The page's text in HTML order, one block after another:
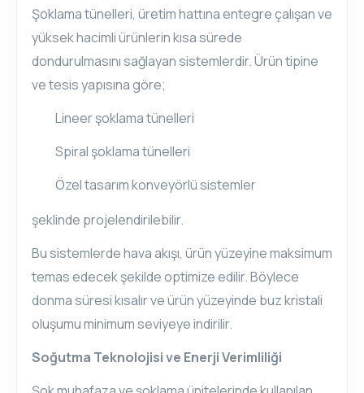
Şoklama tünelleri, üretim hattına entegre çalışan ve
yüksek hacimli ürünlerin kısa sürede
dondurulmasını sağlayan sistemlerdir. Ürün tipine
ve tesis yapısına göre;
Lineer şoklama tünelleri
Spiral şoklama tünelleri
Özel tasarım konveyörlü sistemler
şeklinde projelendirilebilir.
Bu sistemlerde hava akışı, ürün yüzeyine maksimum
temas edecek şekilde optimize edilir. Böylece
donma süresi kısalır ve ürün yüzeyinde buz kristali
oluşumu minimum seviyeye indirilir.
Soğutma Teknolojisi ve Enerji Verimliliği